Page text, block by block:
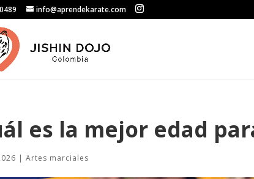
info@aprendekarate.com
es la mejor edad
|Artes marciales